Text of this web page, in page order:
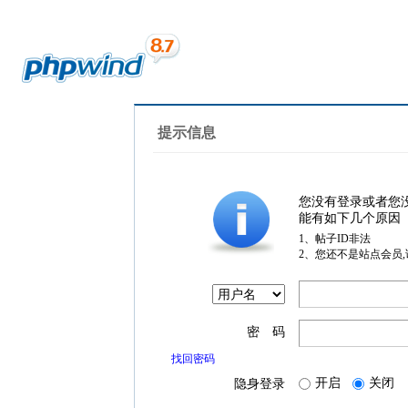
提示信息
您没有登录或者您
能有如下几个原因
1、帖子ID非法
2、您还不是站点会员
密 码
找回密码
隐身登录 开启 关闭